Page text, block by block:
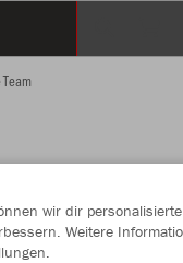
Team
wir dir personalisierte
Weitere